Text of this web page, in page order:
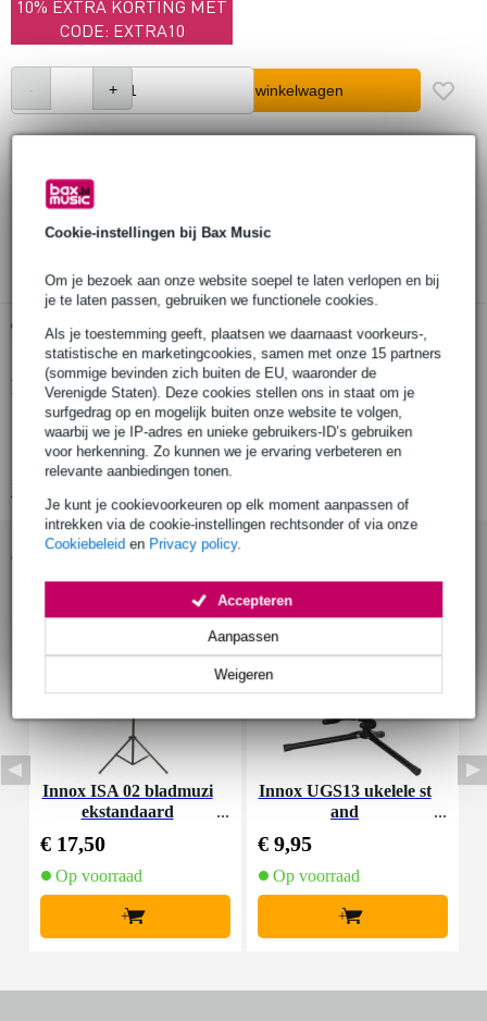
Cookie-instellingen bij Bax Music
Om je bezoek aan onze website soepel te laten verlopen en bij
je te laten passen, gebruiken we functionele cookies.
Als je toestemming geeft, plaatsen we daarnaast voorkeurs-,
statistische en marketingcookies, samen met onze 15 partners
(sommige bevinden zich buiten de EU, waaronder de
Verenigde Staten). Deze cookies stellen ons in staat om je
surfgedrag op en mogelijk buiten onze website te volgen,
waarbij we je IP-adres en unieke gebruikers-ID’s gebruiken
voor herkenning. Zo kunnen we je ervaring verbeteren en
relevante aanbiedingen tonen.
Je kunt je cookievoorkeuren op elk moment aanpassen of
intrekken via de cookie-instellingen rechtsonder of via onze
Cookiebeleid en Privacy policy.
Weigeren
Aanpassen
Accepteren
10% EXTRA KORTING MET
CODE: EXTRA10
In winkelwagen
30 dagen 'niet goed geld terug' garantie
3 jaar Bax Music garantie
Gratis ophalen in de winkel
Productinformatie
afwerking: verchroomd
aantal: 2x links, 2x rechts
Accessoires (12)
Innox ISA 02 bladmuzi
ekstandaard
€ 17,50
Op voorraad
+
Innox UGS13 ukelele st
and
€ 9,95
Op voorraad
+